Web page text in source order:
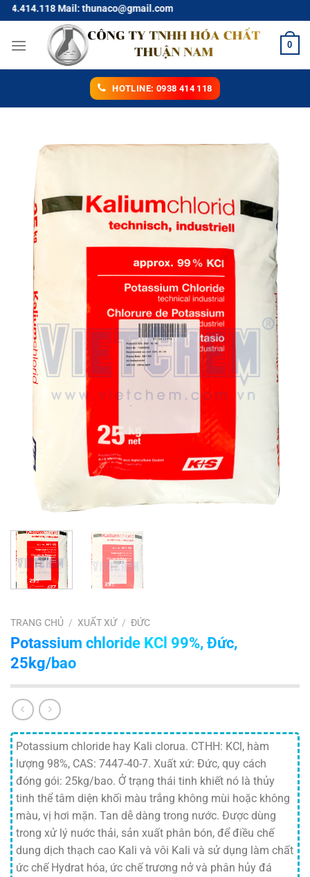
Chuyển
đến
nội
thunaco@gmail.com
0
HOTLINE: 0938 414 118
TRANG CHỦ / XUẤT XỨ / ĐỨC
Potassium chloride KCl 99%, Đức,
25kg/bao
Potassium chloride hay Kali clorua. CTHH: KCl, hàm
lượng 98%, CAS: 7447-40-7. Xuất xứ: Đức, quy cách
đóng gói: 25kg/bao. Ở trạng thái tinh khiết nó là thủy
tinh thể tâm diện khối màu trắng không mùi hoặc không
màu, vị hơi mặn. Tan dễ dàng trong nước. Được dùng
trong xử lý nuớc thải, sản xuất phân bón, để điều chế
dung dịch thạch cao Kali và vôi Kali và sử dụng làm chất
ức chế Hydrat hóa, ức chế trương nở và phân hủy đá